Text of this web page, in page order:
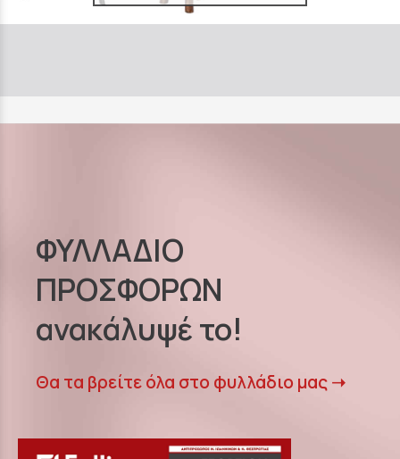
ΦΥΛΛΑΔΙΟ
ΠΡΟΣΦΟΡΩΝ
ανακάλυψέ το!
Θα τα βρείτε όλα στο φυλλάδιο μας ➝